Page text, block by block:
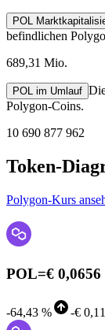
POL
befindlichen
689,31 Mio.
POL im Umlauf
Polygon-Coins.
10 690 877 962
Token-
Polygon-Kurs
POL=€ 0,0656
-64,43 % -€